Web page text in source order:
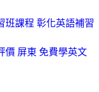
班課程 彰化英語補習
價 屏東 免費學英文